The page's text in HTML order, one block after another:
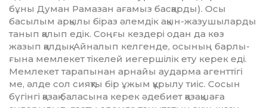
бұны Думан Рамазан ағамыз бас­қарды). Осы
басылым арқылы бі­раз әлемдік ақын-жазу­шыларды
танып қалып едік. Соңғы кездері одан да көз
жазып қалдық. Айналып келгенде, осы­ның бар­лы­
ғына мем­лекет тікелей иегер­шілік ету ке­рек еді.
Мемлекет тарапынан ар­найы аударма агенттігі
ме, әлде сол сияқты бір ұжым құ­ры­лу тиіс. Сосын
бүгінгі қазақ ба­ла­­сына керек әде­биет қазақшаға